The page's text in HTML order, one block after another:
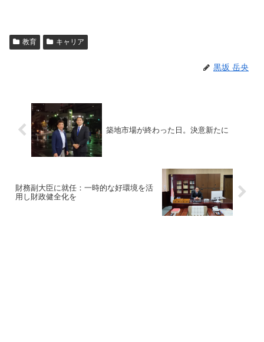
教育 キャリア
黒坂 岳央
築地市場が終わった日。決意新たに
財務副大臣に就任：一時的な好環境を活
用し財政健全化を